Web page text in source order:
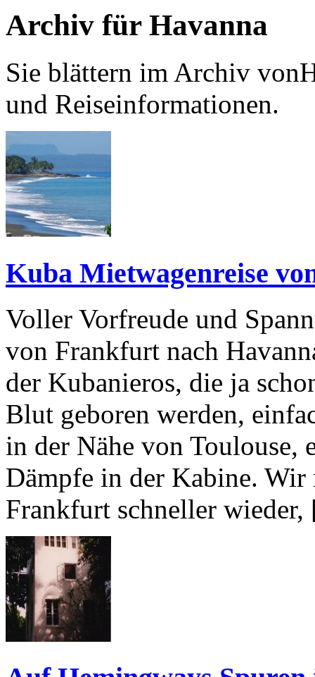
Archiv für Havanna
Sie blättern im Archiv
und Reiseinformationen.
Kuba Mietwagenreise
Voller Vorfreude und
von Frankfurt nach
der Kubanieros, die ja
Blut geboren werden,
in der Nähe von Toulouse,
Dämpfe in der Kabine. Wir
Frankfurt schneller